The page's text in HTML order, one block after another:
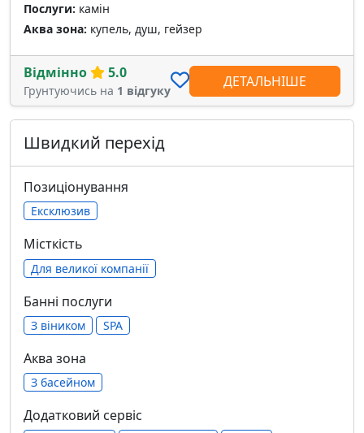
Послуги: камін
Аква зона: купель, душ, гейзер
Відмінно 5.0
Грунтуючись на 1 відгуку
ДЕТАЛЬНІШЕ
Швидкий перехід
Позиціонування
Ексклюзив
Місткість
Для великої компанії
Банні послуги
З віником SPA
Аква зона
З басейном
Додатковий сервіс